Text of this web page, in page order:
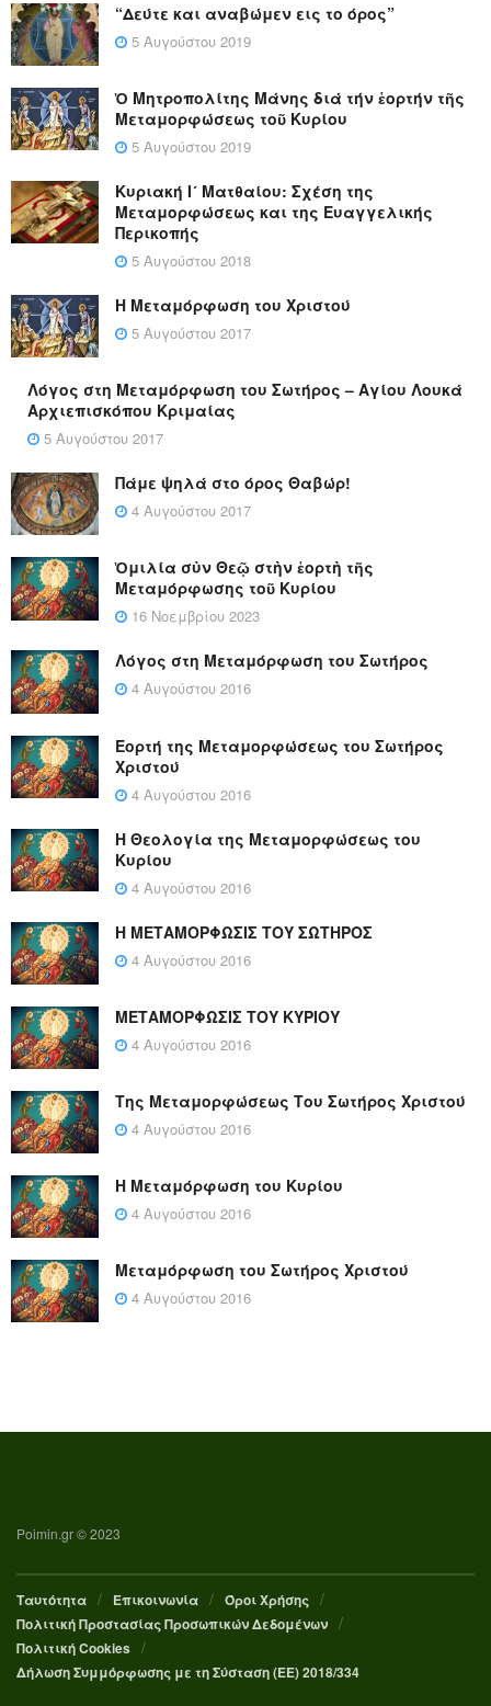
“Δεύτε και αναβώμεν εις το όρος”
5 Αυγούστου 2019
Ὁ Μητροπολίτης Μάνης διά τήν ἑορτήν τῆς
Μεταμορφώσεως τοῦ Κυρίου
5 Αυγούστου 2019
Κυριακή Ι´ Ματθαίου: Σχέση της
Μεταμορφώσεως και της Ευαγγελικής
Περικοπής
5 Αυγούστου 2018
Η Μεταμόρφωση του Χριστού
5 Αυγούστου 2017
Λόγος στη Μεταμόρφωση του Σωτήρος – Αγίου Λουκά
Αρχιεπισκόπου Κριμαίας
5 Αυγούστου 2017
Πάμε ψηλά στο όρος Θαβώρ!
4 Αυγούστου 2017
Ὁμιλία σὺν Θεῷ στὴν ἑορτὴ τῆς
Μεταμόρφωσης τοῦ Κυρίου
16 Νοεμβρίου 2023
Λόγος στη Μεταμόρφωση του Σωτήρος
4 Αυγούστου 2016
Εορτή της Μεταμορφώσεως του Σωτήρος
Χριστού
4 Αυγούστου 2016
Η Θεολογία της Μεταμορφώσεως του
Κυρίου
4 Αυγούστου 2016
Η ΜΕΤΑΜΟΡΦΩΣΙΣ ΤΟΥ ΣΩΤΗΡΟΣ
4 Αυγούστου 2016
ΜΕΤΑΜΟΡΦΩΣΙΣ ΤΟΥ ΚΥΡΙΟΥ
4 Αυγούστου 2016
Της Μεταμορφώσεως Του Σωτήρος Χριστού
4 Αυγούστου 2016
Η Μεταμόρφωση του Κυρίου
4 Αυγούστου 2016
Μεταμόρφωση του Σωτήρος Χριστού
4 Αυγούστου 2016
Poimin.gr © 2023
Ταυτότητα Επικοινωνία
Όροι Χρήσης
Πολιτική Προστασίας Προσωπικών Δεδομένων
Πολιτική Cookies
Δήλωση Συμμόρφωσης με τη Σύσταση (ΕΕ) 2018/334